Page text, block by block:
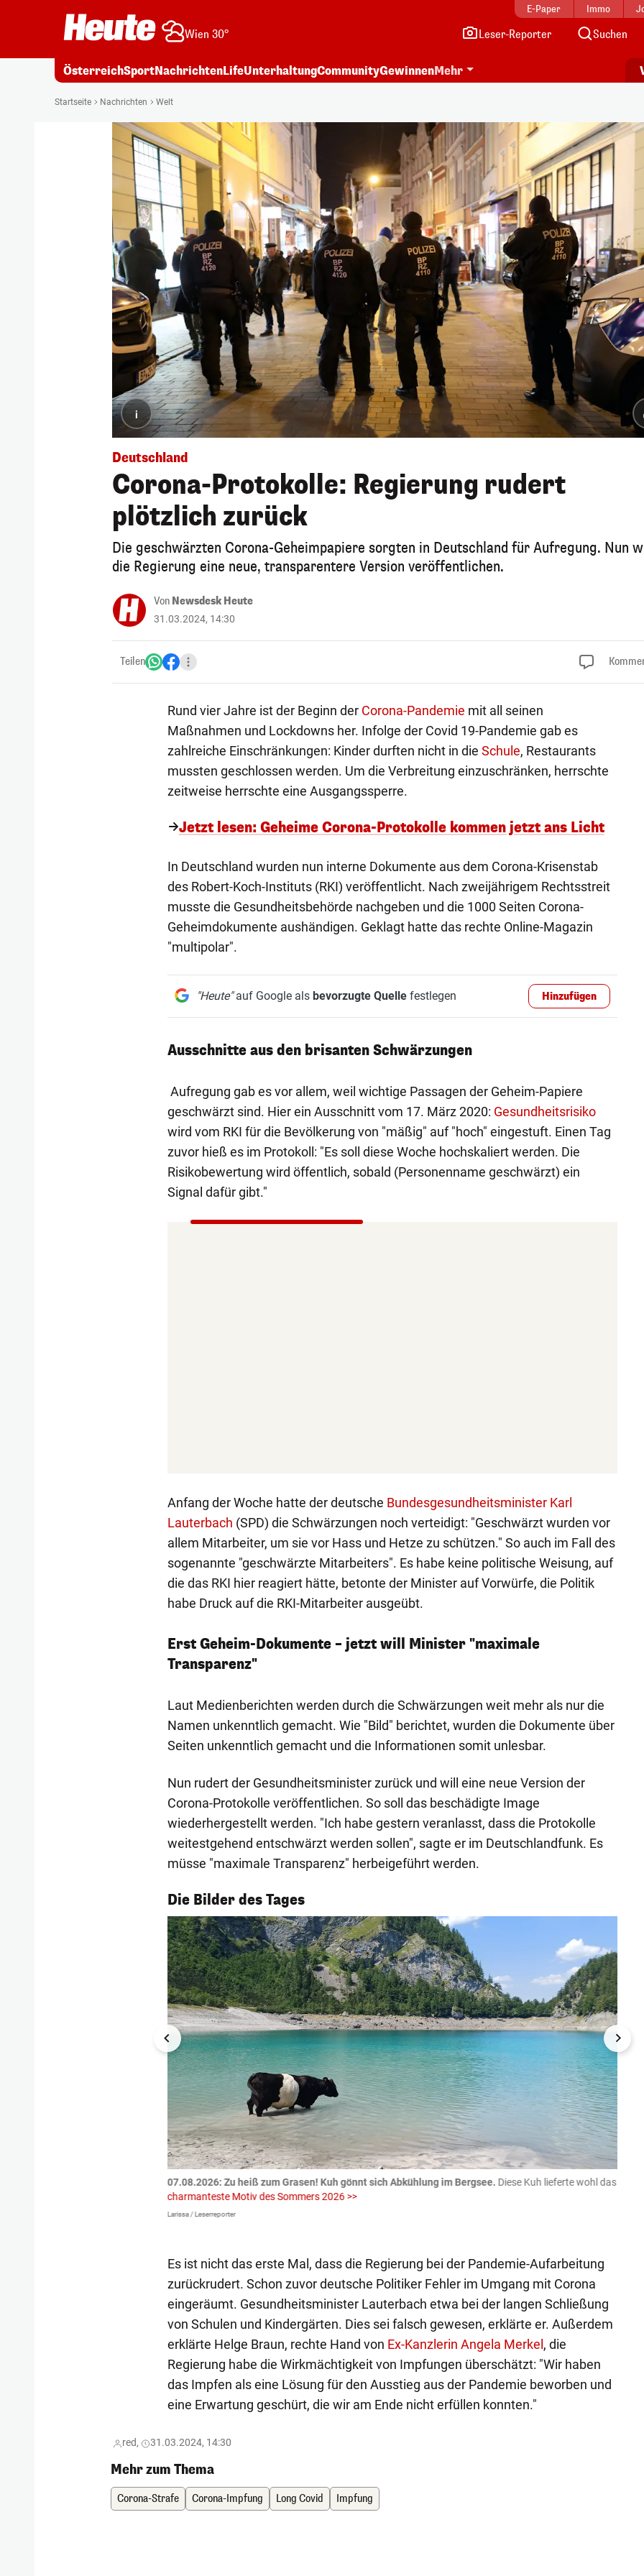
E-Paper Immo
Wien 30° Leser-Reporter Suchen
ÖsterreichSportNachrichtenLifeUnterhaltungCommunityGewinnenMehr
Startseite Nachrichten Welt
i
Deutschland
Corona-Protokolle: Regierung rudert
plötzlich zurück
Die geschwärzten Corona-Geheimpapiere sorgten in Deutschland für Aufregung. Nun
die Regierung eine neue, transparentere Version veröffentlichen.
Von Newsdesk Heute
31.03.2024, 14:30
Teilen
Rund vier Jahre ist der Beginn der Corona-Pandemie mit all seinen
Maßnahmen und Lockdowns her. Infolge der Covid 19-Pandemie gab es
zahlreiche Einschränkungen: Kinder durften nicht in die Schule, Restaurants
mussten geschlossen werden. Um die Verbreitung einzuschränken, herrschte
zeitweise herrschte eine Ausgangssperre.
Jetzt lesen: Geheime Corona-Protokolle kommen jetzt ans Licht
In Deutschland wurden nun interne Dokumente aus dem Corona-Krisenstab
des Robert-Koch-Instituts (RKI) veröffentlicht. Nach zweijährigem Rechtsstreit
musste die Gesundheitsbehörde nachgeben und die 1000 Seiten Corona-
Geheimdokumente aushändigen. Geklagt hatte das rechte Online-Magazin
"multipolar".
"Heute"auf Google als bevorzugte Quellefestlegen Hinzufügen
Ausschnitte aus den brisanten Schwärzungen
Aufregung gab es vor allem, weil wichtige Passagen der Geheim-Papiere
geschwärzt sind. Hier ein Ausschnitt vom 17. März 2020: Gesundheitsrisiko
wird vom RKI für die Bevölkerung von "mäßig" auf "hoch" eingestuft. Einen Tag
zuvor hieß es im Protokoll: "Es soll diese Woche hochskaliert werden. Die
Risikobewertung wird öffentlich, sobald (Personenname geschwärzt) ein
Signal dafür gibt."
Anfang der Woche hatte der deutsche Bundesgesundheitsminister Karl
Lauterbach (SPD) die Schwärzungen noch verteidigt: "Geschwärzt wurden vor
allem Mitarbeiter, um sie vor Hass und Hetze zu schützen." So auch im Fall des
sogenannte "geschwärzte Mitarbeiters". Es habe keine politische Weisung, auf
die das RKI hier reagiert hätte, betonte der Minister auf Vorwürfe, die Politik
habe Druck auf die RKI-Mitarbeiter ausgeübt.
Erst Geheim-Dokumente – jetzt will Minister "maximale
Transparenz"
Laut Medienberichten werden durch die Schwärzungen weit mehr als nur die
Namen unkenntlich gemacht. Wie "Bild" berichtet, wurden die Dokumente über
Seiten unkenntlich gemacht und die Informationen somit unlesbar.
Nun rudert der Gesundheitsminister zurück und will eine neue Version der
Corona-Protokolle veröffentlichen. So soll das beschädigte Image
wiederhergestellt werden. "Ich habe gestern veranlasst, dass die Protokolle
weitestgehend entschwärzt werden sollen", sagte er im Deutschlandfunk. Es
müsse "maximale Transparenz" herbeigeführt werden.
Die Bilder des Tages
1/55
07.08.2026: Zu heiß zum Grasen! Kuh gönnt sich Abkühlung im Bergsee. Diese Kuh lieferte wohl das
charmanteste Motiv des Sommers 2026 >>
Larissa / Leserreporter
Es ist nicht das erste Mal, dass die Regierung bei der Pandemie-Aufarbeitung
zurückrudert. Schon zuvor deutsche Politiker Fehler im Umgang mit Corona
eingeräumt. Gesundheitsminister Lauterbach etwa bei der langen Schließung
von Schulen und Kindergärten. Dies sei falsch gewesen, erklärte er. Außerdem
erklärte Helge Braun, rechte Hand von Ex-Kanzlerin Angela Merkel , die
Regierung habe die Wirkmächtigkeit von Impfungen überschätzt: "Wir haben
das Impfen als eine Lösung für den Ausstieg aus der Pandemie beworben und
eine Erwartung geschürt, die wir am Ende nicht erfüllen konnten."
red, 31.03.2024, 14:30
Mehr zum Thema
Corona-Strafe Corona-Impfung Long Covid Impfung